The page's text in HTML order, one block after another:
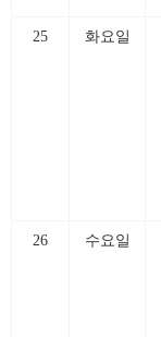
25 화요일
26 수요일